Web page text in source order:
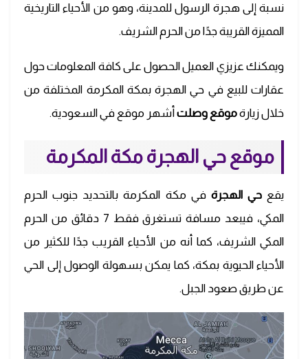
نسبة إلى هجرة الرسول للمدينة، وهو من الأحياء التاريخية
المميزة القريبة جدًا من الحرم الشريف.
ويمكنك عزيزي العميل الحصول على كافة المعلومات حول
عقارات للبيع في حي الهجرة بمكة المكرمة المختلفة من
خلال زيارةموقع وصلتأشهر موقع في السعودية.
موقع حي الهجرة مكة المكرمة
يقعحي الهجرة في مكة المكرمة بالتحديد جنوب الحرم
المكي، فيبعد مسافة تستغرق فقط 7 دقائق من الحرم
المكي الشريف، كما أنه من الأحياء القريب جدًا للكثير من
الأحياء الحيوية بمكة، كما يمكن بسهولة الوصول إلى الحي
عن طريق صعود الجبل.